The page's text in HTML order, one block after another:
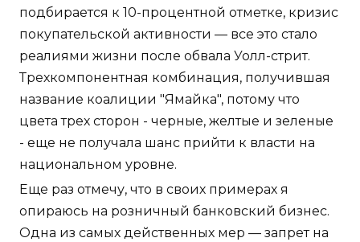
подбирается к 10-процентной отметке, кризис
покупательской активности — все это стало
реалиями жизни после обвала Уолл-стрит.
Трехкомпонентная комбинация, получившая
название коалиции "Ямайка", потому что
цвета трех сторон - черные, желтые и зеленые
- еще не получала шанс прийти к власти на
национальном уровне.
Еще раз отмечу, что в своих примерах я
опираюсь на розничный банковский бизнес.
Одна из самых действенных мер — запрет на